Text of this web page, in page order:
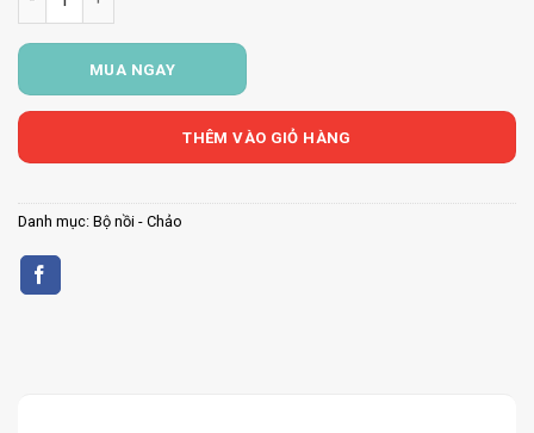
MUA NGAY
THÊM VÀO GIỎ HÀNG
Danh mục: Bộ nồi - Chảo